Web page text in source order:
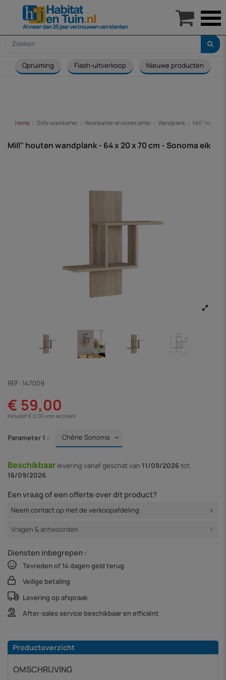
Opruiming Flash-uitverkoop Nieuwe producten
Home Sofa woonkamer Woonkamer en woonruimte Wandplank Mill" houten
Mill" houten wandplank - 64 x 20 x 70 cm - Sonoma eik
REF: 147009
€ 59,00
Inclusief € 0,00 voor ecotaks
Parameter 1 :
Beschikbaar levering vanafgeschat van 11/09/2026tot
16/09/2026
Een vraag of een offerte over dit product?
Neem contact op met de verkoopafdeling
Vragen & antwoorden
Diensten inbegrepen :
Tevreden of 14 dagen geld terug
Veilige betaling
Levering op afspraak
After-sales service beschikbaar en efficiënt
Productoverzicht
OMSCHRIJVING
